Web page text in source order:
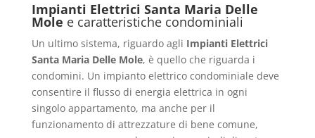
Impianti Elettrici Santa Maria Delle
Mole e caratteristiche condominiali
Un ultimo sistema, riguardo agli Impianti Elettrici
Santa Maria Delle Mole, è quello che riguarda i
condomini. Un impianto elettrico condominiale deve
consentire il flusso di energia elettrica in ogni
singolo appartamento, ma anche per il
funzionamento di attrezzature di bene comune,